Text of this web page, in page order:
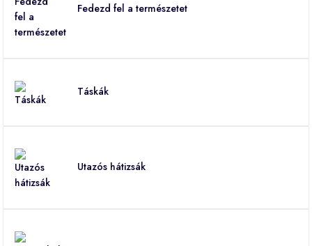
Fedezd fel a természetet
Táskák
Utazós hátizsák